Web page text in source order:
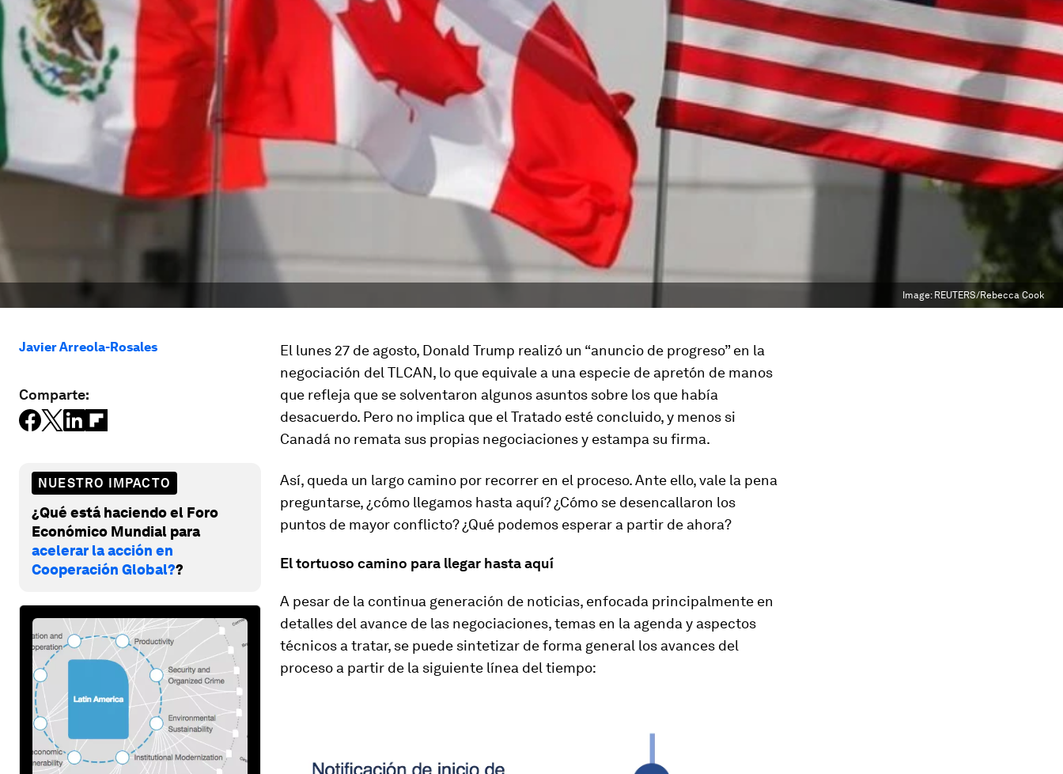
Image: REUTERS/Rebecca Cook
Javier Arreola-Rosales
Comparte:
NUESTRO IMPACTO
¿Qué está haciendo el Foro
Económico Mundial para
acelerar la acción en
Cooperación Global??
El lunes 27 de agosto, Donald Trump realizó un “anuncio de progreso” en la
negociación del TLCAN, lo que equivale a una especie de apretón de manos
que refleja que se solventaron algunos asuntos sobre los que había
desacuerdo. Pero no implica que el Tratado esté concluido, y menos si
Canadá no remata sus propias negociaciones y estampa su firma.
Así, queda un largo camino por recorrer en el proceso. Ante ello, vale la pena
preguntarse, ¿cómo llegamos hasta aquí? ¿Cómo se desencallaron los
puntos de mayor conflicto? ¿Qué podemos esperar a partir de ahora?
El tortuoso camino para llegar hasta aquí
A pesar de la continua generación de noticias, enfocada principalmente en
detalles del avance de las negociaciones, temas en la agenda y aspectos
técnicos a tratar, se puede sintetizar de forma general los avances del
proceso a partir de la siguiente línea del tiempo: